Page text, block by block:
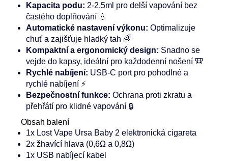
Kapacita podu: 2-2,5ml pro delší vapování bez
častého doplňování 💧
Automatické nastavení výkonu: Optimalizuje
chuť a zajišťuje hladký tah 🌈
Kompaktní a ergonomický design: Snadno se
vejde do kapsy, ideální pro každodenní nošení 🎒
Rychlé nabíjení: USB-C port pro pohodlné a
rychlé nabíjení ⚡
Bezpečnostní funkce: Ochrana proti zkratu a
přehřátí pro klidné vapování 🔒
Obsah balení
1x Lost Vape Ursa Baby 2 elektronická cigareta
2x žhavící hlava (0,6Ω a 0,8Ω)
1x USB nabíjecí kabel